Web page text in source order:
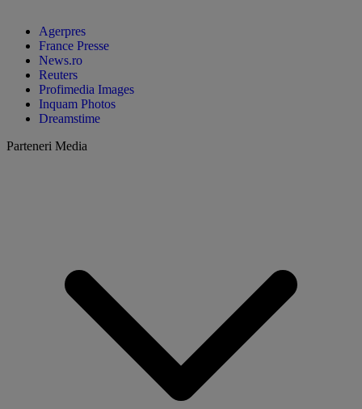
Agerpres
France Presse
News.ro
Reuters
Profimedia Images
Inquam Photos
Dreamstime
Parteneri Media